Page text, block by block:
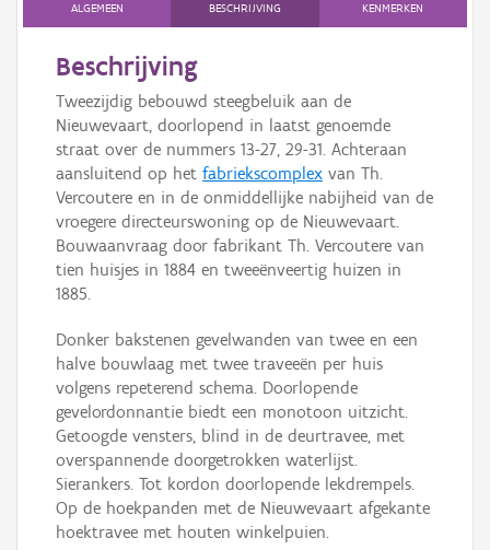
ALGEMEEN BESCHRIJVING KENMERKEN
Beschrijving
Tweezijdig bebouwd steegbeluik aan de
Nieuwevaart, doorlopend in laatst genoemde
straat over de nummers 13-27, 29-31. Achteraan
aansluitend op het fabriekscomplex van Th.
Vercoutere en in de onmiddellijke nabijheid van de
vroegere directeurswoning op de Nieuwevaart.
Bouwaanvraag door fabrikant Th. Vercoutere van
tien huisjes in 1884 en tweeënveertig huizen in
1885.
Donker bakstenen gevelwanden van twee en een
halve bouwlaag met twee traveeën per huis
volgens repeterend schema. Doorlopende
gevelordonnantie biedt een monotoon uitzicht.
Getoogde vensters, blind in de deurtravee, met
overspannende doorgetrokken waterlijst.
Sierankers. Tot kordon doorlopende lekdrempels.
Op de hoekpanden met de Nieuwevaart afgekante
hoektravee met houten winkelpuien.